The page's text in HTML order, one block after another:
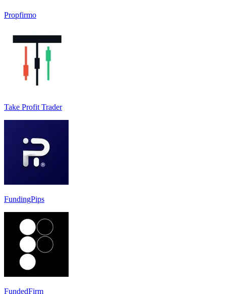
Propfirmo
Take Profit Trader
FundingPips
FundedFirm